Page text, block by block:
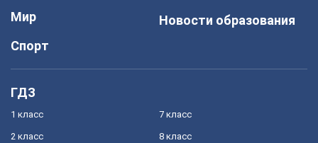
Мир
Спорт
Новости образования
ГДЗ
1 класс
2 класс
7 класс
8 класс